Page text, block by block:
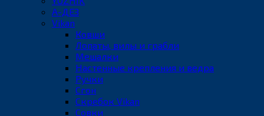
А-ДЕЗ
Vikan
Ковши
Лопаты, вилы и грабли
Мешалки
Настенные крепления и ведра
Ручки
Сгон
Скребок Vikan
Совки